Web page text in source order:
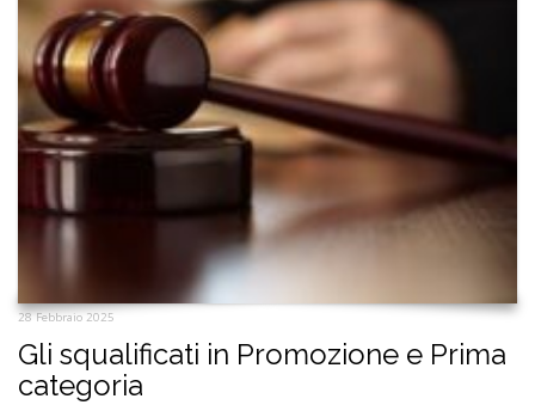
28 Febbraio 2025
Gli squalificati in Promozione e Prima
categoria